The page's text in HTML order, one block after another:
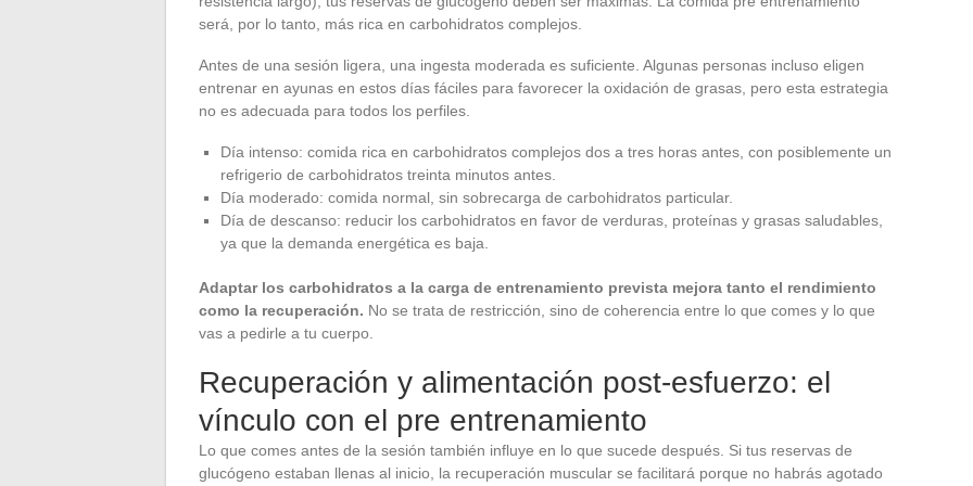
será, por lo tanto, más rica en carbohidratos complejos.
Antes de una sesión ligera, una ingesta moderada es suficiente. Algunas personas incluso eligen
entrenar en ayunas en estos días fáciles para favorecer la oxidación de grasas, pero esta estrategia
no es adecuada para todos los perfiles.
Día intenso: comida rica en carbohidratos complejos dos a tres horas antes, con posiblemente un
refrigerio de carbohidratos treinta minutos antes.
Día moderado: comida normal, sin sobrecarga de carbohidratos particular.
Día de descanso: reducir los carbohidratos en favor de verduras, proteínas y grasas saludables,
ya que la demanda energética es baja.
Adaptar los carbohidratos a la carga de entrenamiento prevista mejora tanto el rendimiento
como la recuperación. No se trata de restricción, sino de coherencia entre lo que comes y lo que
vas a pedirle a tu cuerpo.
Recuperación y alimentación post-esfuerzo: el
vínculo con el pre entrenamiento
Lo que comes antes de la sesión también influye en lo que sucede después. Si tus reservas de
glucógeno estaban llenas al inicio, la recuperación muscular se facilitará porque no habrás agotado